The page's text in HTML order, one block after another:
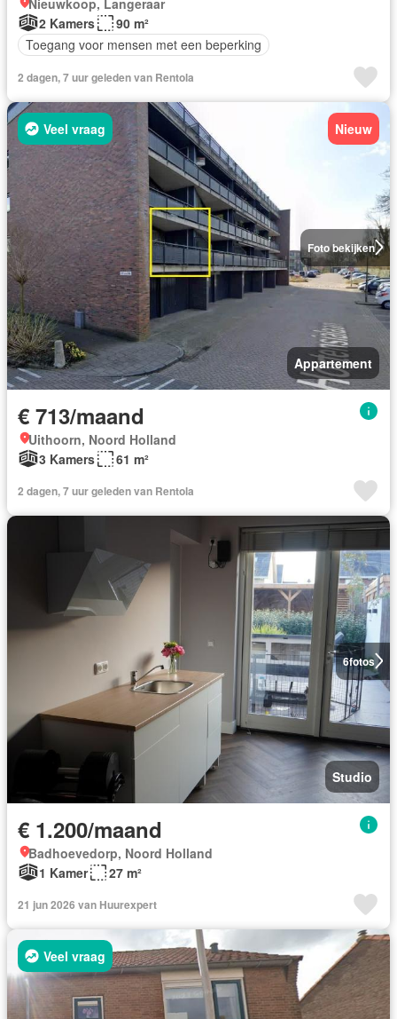
2 Kamers
90 m²
Toegang voor mensen met een beperking
2 dagen, 7 uur geleden van Rentola
Foto bekijken
Veel vraag Nieuw
Appartement
€ 713/maand
Uithoorn, Noord Holland
3 Kamers
61 m²
2 dagen, 7 uur geleden van Rentola
6fotos
Studio
€ 1.200/maand
Badhoevedorp, Noord Holland
1 Kamer
27 m²
21 jun 2026 van Huurexpert
Veel vraag